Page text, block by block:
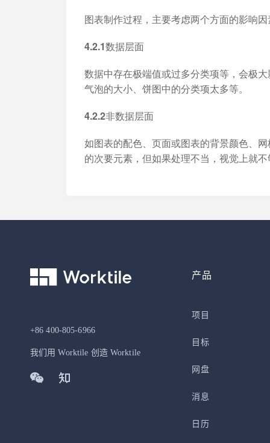
图表制作过程，主要考虑两个方面的影响
4.2.1数据层面
数据中存在极端值或过多分类项等，会极
气泡的大小、饼图中的分类项太多等。
4.2.2非数据层面
如图表的配色、页面或图表的背景颜色、
的次要元素，但如果处理不当，视觉上就
+86 400-805-6966
我们用 Worktile 创造 Worktile
产品
项目
目标
网盘
消息
日历